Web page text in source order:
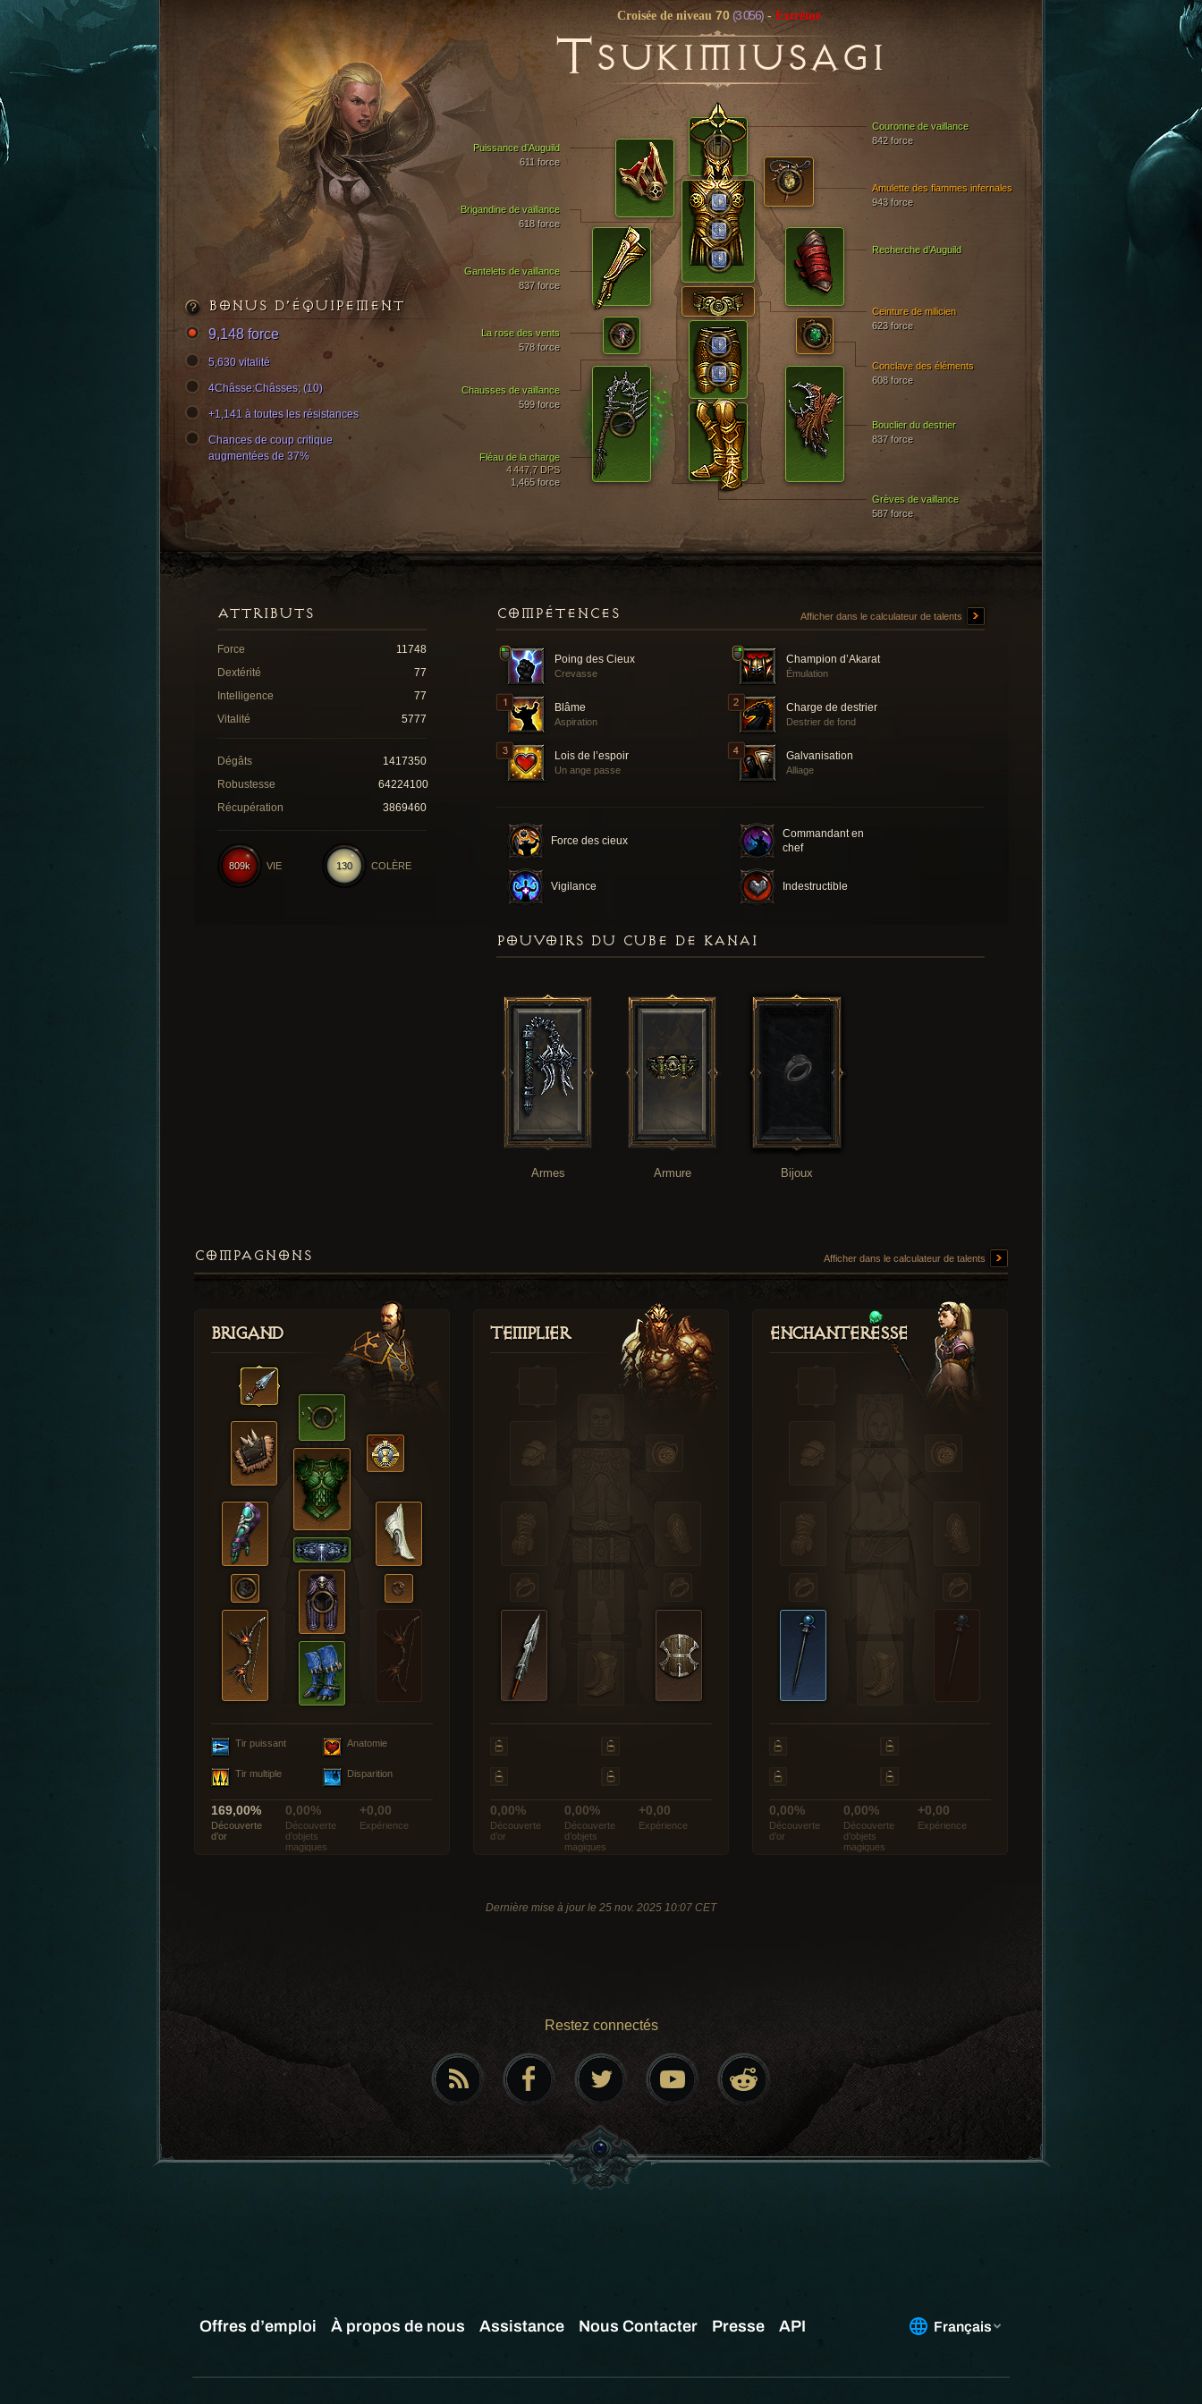
Croisée de niveau 70 (3 056) - Extrême
TSUKIMIUSAGI
Couronne de vaillance
842 force
Brigandine de vaillance
618 force
Grèves de vaillance
587 force
Gantelets de vaillance
837 force
Puissance d’Auguild
611 force
Chausses de vaillance
599 force
Recherche d’Auguild
Fléau de la charge
4 447,7 DPS
1,465 force
Bouclier du destrier
837 force
Ceinture de milicien
623 force
Conclave des éléments
608 force
La rose des vents
578 force
Amulette des flammes infernales
943 force
BONUS D’ÉQUIPEMENT
9,148 force
5,630 vitalité
4Châsse:Châsses; (10)
+1,141 à toutes les résistances
Chances de coup critique
augmentées de 37%
COMPÉTENCES Afficher dans le calculateur de talents
Poing des Cieux
Crevasse
Champion d’Akarat
Émulation
Blâme
Aspiration
Charge de destrier
Destrier de fond
Lois de l’espoir
Un ange passe
Galvanisation
Alliage
Force des cieux
Commandant en
chef
Vigilance Indestructible
ATTRIBUTS
Force
11748
Dextérité
77
Intelligence
77
Vitalité
5777
Dégâts
1417350
Robustesse
64224100
Récupération
3869460
130 COLÈRE
809k VIE
POUVOIRS DU CUBE DE KANAI
Armes Armure Bijoux
COMPAGNONS Afficher dans le calculateur de talents
Brigand
Tir puissant Anatomie
Tir multiple Disparition
169,00%
Découverte
d’or
0,00%
Découverte
d’objets
magiques
+0,00
Expérience
Templier
0,00%
Découverte
d’or
0,00%
Découverte
d’objets
magiques
+0,00
Expérience
Enchanteresse
0,00%
Découverte
d’or
0,00%
Découverte
d’objets
magiques
+0,00
Expérience
Dernière mise à jour le 25 nov. 2025 10:07 CET
Restez connectés